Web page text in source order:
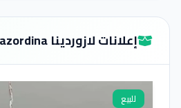
إعلانات لازوردينا Lazordina
للبيع